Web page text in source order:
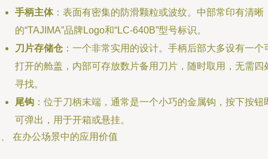
手柄主体：表面有密集的防滑颗粒或波纹。中部常印有清晰
的“TAJIMA”品牌Logo和“LC-640B”型号标识。
刀片存储仓 ：一个非常实用的设计。手柄后部大多设有一个
打开的舱盖，内部可存放数片备用刀片，随时取用，无需四
寻找。
尾钩 ：位于刀柄末端，通常是一个小巧的金属钩，按下按钮
可弹出，用于开箱或悬挂。
在办公场景中的应用价值